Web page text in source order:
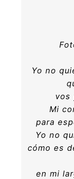
Yo no
vos
Mi
para
Yo no
cómo es
en mi